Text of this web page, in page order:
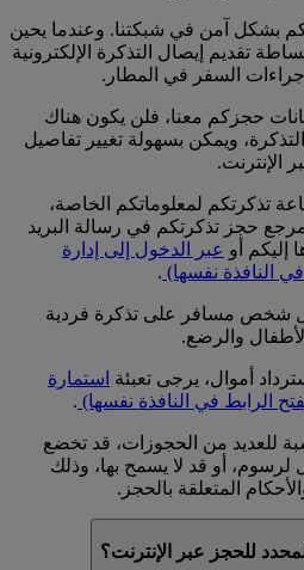
بشكل آمن في شبكتنا. وعندما يحين
تقديم إيصال التذكرة الإلكترونية
السفر في المطار.
حجزكم معنا، فلن يكون هناك
ويمكن بسهولة تغيير تفاصيل
تذكرتكم لمعلوماتكم الخاصة،
حجز تذكرتكم في رسالة البريد
إليكم أو عبر الدخول إلى إدارة
النافذة نفسها) .
شخص مسافر على تذكرة فردية
والرضع.
أموال، يرجى تعبئة استمارة
الرابط في النافذة نفسها) .
للعديد من الحجوزات، قد تخضع
لرسوم، أو قد لا يسمح بها، وذلك
المتعلقة بالحجز.
للحجز عبر الإنترنت؟